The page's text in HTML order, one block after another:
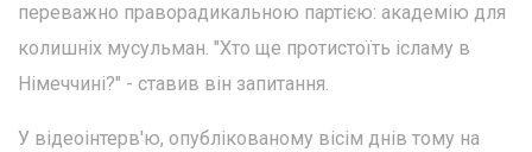
переважно праворадикальною партією: академію для
колишніх мусульман. "Хто ще протистоїть ісламу в
Німеччині?" - ставив він запитання.
У відеоінтерв'ю, опублікованому вісім днів тому на